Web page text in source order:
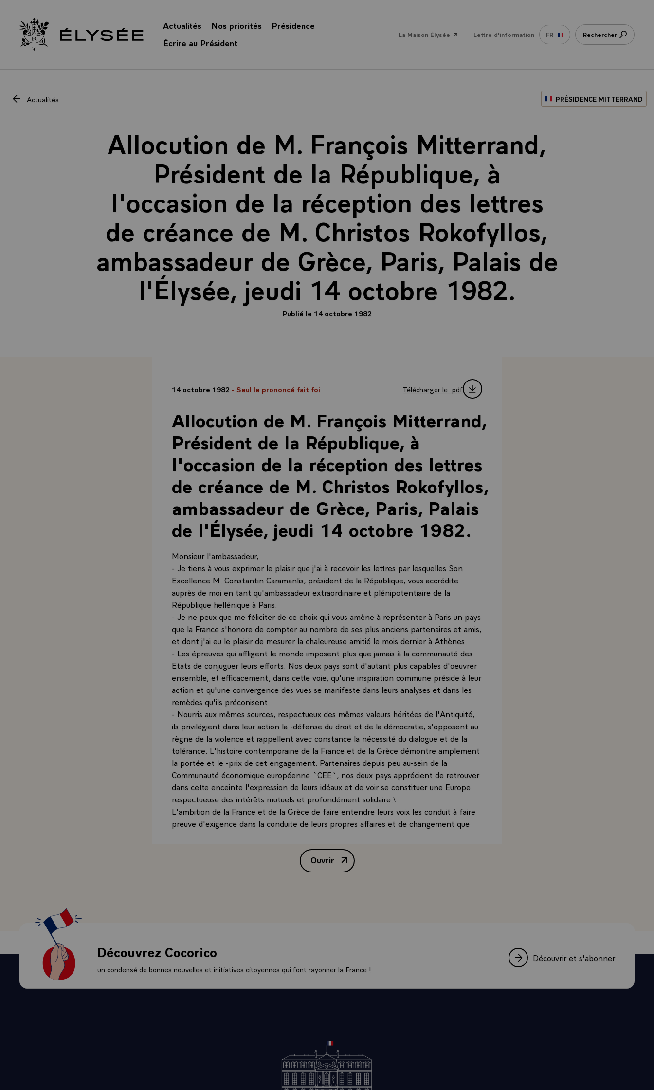
Retour à l’accueil Élysée
Actualités Nos priorités
Présidence
Écrire au Président
La Maison Élysée Lettre d'information FR Rechercher
Actualités PRÉSIDENCE MITTERRAND
Allocution de M. François Mitterrand,
Président de la République, à
l'occasion de la réception des lettres
de créance de M. Christos Rokofyllos,
ambassadeur de Grèce, Paris, Palais de
l'Élysée, jeudi 14 octobre 1982.
Publié le 14 octobre 1982
14 octobre 1982 - Seul le prononcé fait foi Télécharger le .pdf
Allocution de M. François Mitterrand,
Président de la République, à
l'occasion de la réception des lettres
de créance de M. Christos Rokofyllos,
ambassadeur de Grèce, Paris, Palais
de l'Élysée, jeudi 14 octobre 1982.
Monsieur l'ambassadeur,
- Je tiens à vous exprimer le plaisir que j'ai à recevoir les lettres par lesquelles Son
Excellence M. Constantin Caramanlis, président de la République, vous accrédite
auprès de moi en tant qu'ambassadeur extraordinaire et plénipotentiaire de la
République hellénique à Paris.
- Je ne peux que me féliciter de ce choix qui vous amène à représenter à Paris un pays
que la France s'honore de compter au nombre de ses plus anciens partenaires et amis,
et dont j'ai eu le plaisir de mesurer la chaleureuse amitié le mois dernier à Athènes.
- Les épreuves qui affligent le monde imposent plus que jamais à la communauté des
Etats de conjuguer leurs efforts. Nos deux pays sont d'autant plus capables d'oeuvrer
ensemble, et efficacement, dans cette voie, qu'une inspiration commune préside à leur
action et qu'une convergence des vues se manifeste dans leurs analyses et dans les
remèdes qu'ils préconisent.
- Nourris aux mêmes sources, respectueux des mêmes valeurs héritées de l'Antiquité,
ils privilégient dans leur action la -défense du droit et de la démocratie, s'opposent au
règne de la violence et rappellent avec constance la nécessité du dialogue et de la
tolérance. L'histoire contemporaine de la France et de la Grèce démontre amplement
la portée et le -prix de cet engagement. Partenaires depuis peu au-sein de la
Communauté économique européenne `CEE`, nos deux pays apprécient de retrouver
dans cette enceinte l'expression de leurs idéaux et de voir se constituer une Europe
respectueuse des intérêts mutuels et profondément solidaire.\
L'ambition de la France et de la Grèce de faire entendre leurs voix les conduit à faire
preuve d'exigence dans la conduite de leurs propres affaires et de changement que
créer un espace de liberté assurant le plus complet respect des libertés collectives et
- La France comme la Grèce, monsieur l'ambassadeur, connaissent les difficultés qui
deux peuples. A cet égard, le rôle qui vous est dévolu, monsieur l'ambassadeur, au-
cours de votre mission à Paris est essentiel.
Ouvrir
Allocution de M. François Mitterrand, Président de la République, à l'occasion de la
Découvrez Cocorico
un condensé de bonnes nouvelles et initiatives citoyennes qui font rayonner la France !
Découvrir et s'abonner